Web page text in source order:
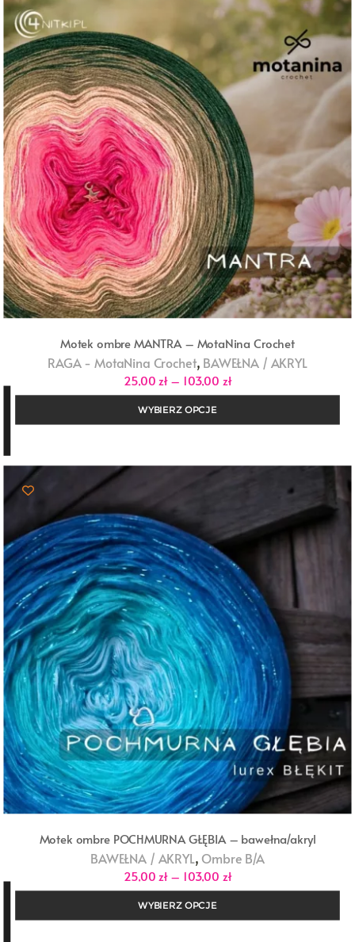
Motek ombre MANTRA – MotaNina Crochet
RAGA - MotaNina Crochet, BAWEŁNA / AKRYL
25,00 zł – 103,00 złZakres
cen:
do
WYBIERZ OPCJE
Motek ombre POCHMURNA GŁĘBIA – bawełna/akryl
BAWEŁNA / AKRYL, Ombre B/A
25,00 zł – 103,00 złZakres
cen:
do
WYBIERZ OPCJE